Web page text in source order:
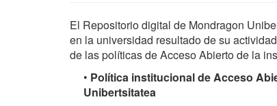
El Repositorio digital de Mondragon
en la universidad resultado de su
de las políticas de Acceso Abierto de la
• Política institucional de Acceso
Unibertsitatea